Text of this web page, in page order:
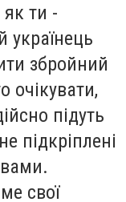
ти -
українець
збройний
очікувати,
підуть
підкріплені
свої